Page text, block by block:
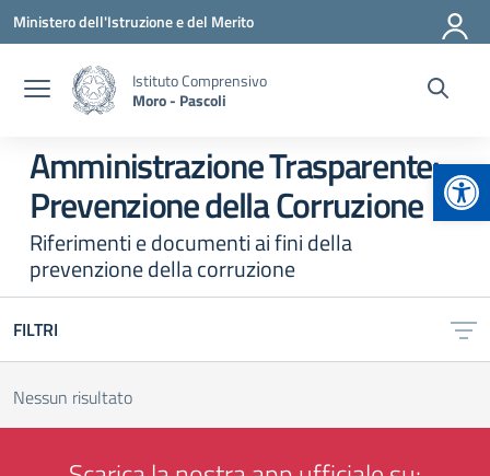
Vai ai contenuti
Vai al menu di navigazione
Vai al footer
Ministero dell'Istruzione e del Merito
Istituto Comprensivo
Moro - Pascoli
Amministrazione Trasparente:
Prevenzione della Corruzione
Riferimenti e documenti ai fini della
prevenzione della corruzione
FILTRI
Nessun risultato